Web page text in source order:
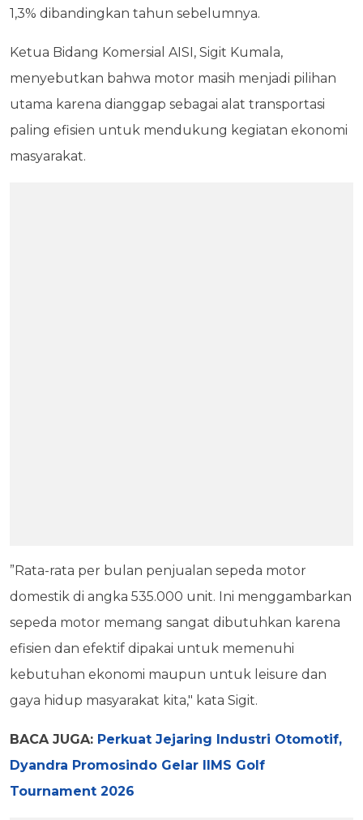
1,3% dibandingkan tahun sebelumnya.
Ketua Bidang Komersial AISI, Sigit Kumala,
menyebutkan bahwa motor masih menjadi pilihan
utama karena dianggap sebagai alat transportasi
paling efisien untuk mendukung kegiatan ekonomi
masyarakat.
”Rata-rata per bulan penjualan sepeda motor
domestik di angka 535.000 unit. Ini menggambarkan
sepeda motor memang sangat dibutuhkan karena
efisien dan efektif dipakai untuk memenuhi
kebutuhan ekonomi maupun untuk leisure dan
gaya hidup masyarakat kita," kata Sigit.
BACA JUGA: Perkuat Jejaring Industri Otomotif,
Dyandra Promosindo Gelar IIMS Golf
Tournament 2026